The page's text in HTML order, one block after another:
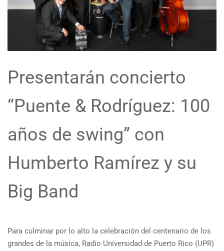
Presentarán concierto
“Puente & Rodríguez: 100
años de swing” con
Humberto Ramírez y su
Big Band
Para culminar por lo alto la celebración del centenario de los
grandes de la música, Radio Universidad de Puerto Rico (UPR)